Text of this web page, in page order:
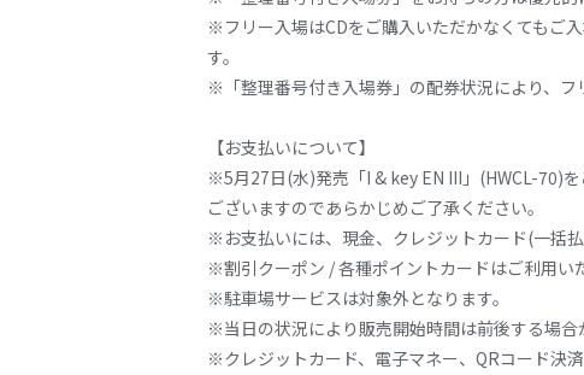
※フリー入場はCDをご購入いただかなくてもご
す。
※「整理番号付き入場券」の配券状況により、フ
【お支払いについて】
※5月27日(水)発売「I & key EN III 」 (HWCL-70)
ございますのであらかじめご了承ください。
※お支払いには、現金、クレジットカード(一括
※割引クーポン /各種ポイントカードはご利用い
※駐車場サービスは対象外となります。
※当日の状況により販売開始時間は前後する場合
※クレジットカード、電子マネー、 QRコード決